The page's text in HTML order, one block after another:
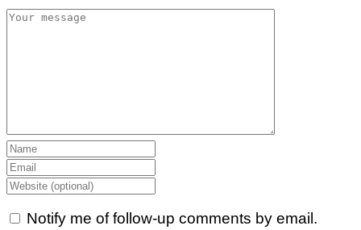
Notify me of follow-up comments by email.